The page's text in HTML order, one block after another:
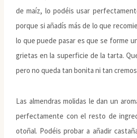
de maíz, lo podéis usar
porque si añadís más de lo que
lo que puede pasar es que se forme
grietas en la superficie de la tarta.
pero no queda tan bonita ni tan
Las almendras molidas le dan un
perfectamente con el resto de
otoñal. Podéis probar a añadir